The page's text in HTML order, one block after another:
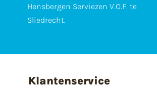
Hensbergen Serviezen V.O.F. te
Sliedrecht.
Klantenservice